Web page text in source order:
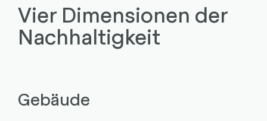
Vier Dimensionen der
Nachhaltigkeit
Gebäude